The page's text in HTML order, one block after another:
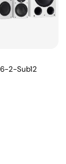
2-Sub12